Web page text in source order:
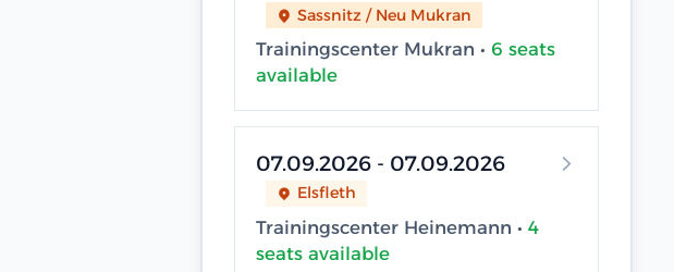
Sassnitz / Neu Mukran
Trainingscenter Mukran • 6 seats
available
07.09.2026 - 07.09.2026
Elsfleth
Trainingscenter Heinemann • 4
seats available